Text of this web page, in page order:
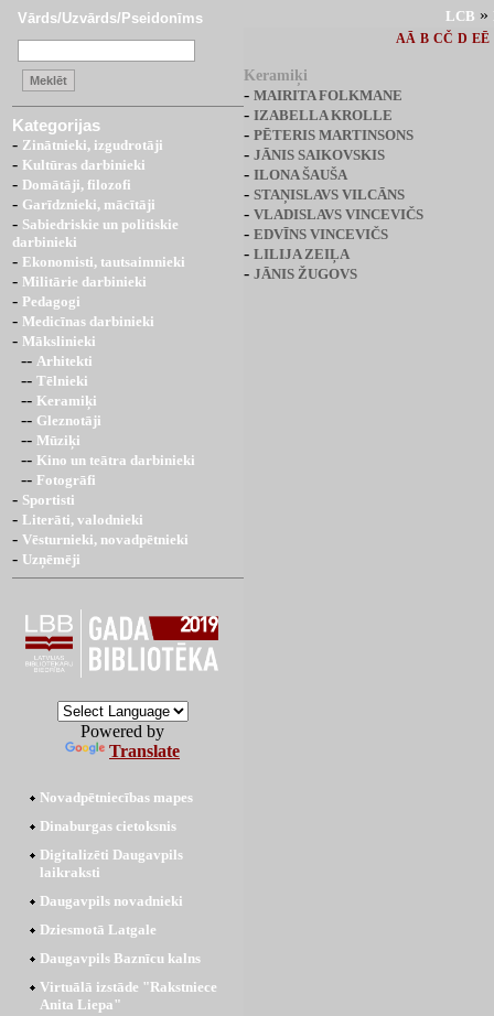
Vārds/Uzvārds/Pseidonīms
Kategorijas
- Zinātnieki, izgudrotāji
- Kultūras darbinieki
- Domātāji, filozofi
- Garīdznieki, mācītāji
- Sabiedriskie un politiskie
darbinieki
- Ekonomisti, tautsaimnieki
- Militārie darbinieki
- Pedagogi
- Medicīnas darbinieki
- Mākslinieki
-- Arhitekti
-- Tēlnieki
-- Keramiķi
-- Gleznotāji
-- Mūziķi
-- Kino un teātra darbinieki
-- Fotogrāfi
- Sportisti
- Literāti, valodnieki
- Vēsturnieki, novadpētnieki
- Uzņēmēji
Powered by
Translate
Novadpētniecības mapes
Dinaburgas cietoksnis
Digitalizēti Daugavpils
laikraksti
Daugavpils novadnieki
Dziesmotā Latgale
Daugavpils Baznīcu kalns
Virtuālā izstāde "Rakstniece
Anita Liepa"
LCB »
AĀ B CČ D EĒ
Keramiķi
- MAIRITA FOLKMANE
- IZABELLA KROLLE
- PĒTERIS MARTINSONS
- JĀNIS SAIKOVSKIS
- ILONA ŠAUŠA
- STAŅISLAVS VILCĀNS
- VLADISLAVS VINCEVIČS
- EDVĪNS VINCEVIČS
- LILIJA ZEIĻA
- JĀNIS ŽUGOVS